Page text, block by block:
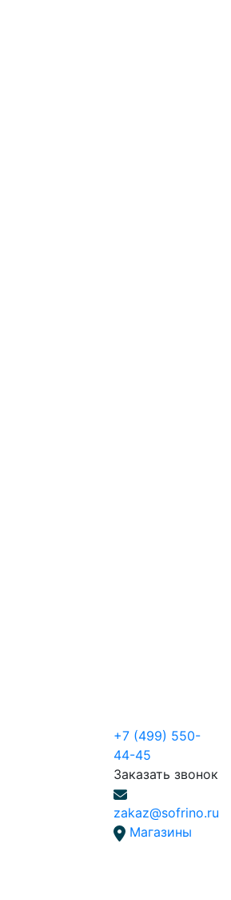
+7 (499) 550-
44-45
Заказать звонок
zakaz@sofrino.ru
Магазины